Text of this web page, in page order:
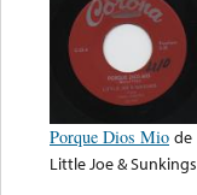
Porque Dios Mio de
Little Joe & Sunkings